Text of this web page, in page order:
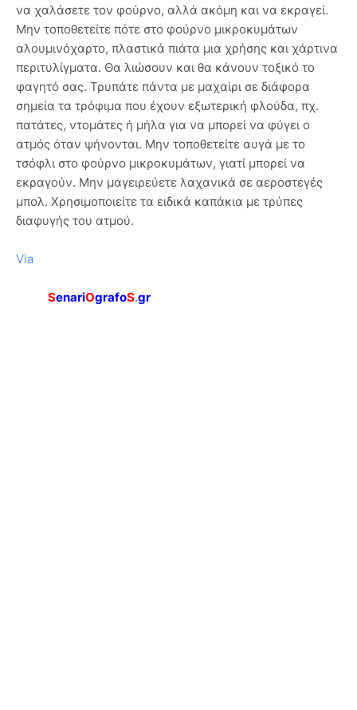
να χαλάσετε τον φούρνο, αλλά ακόμη και να εκραγεί.
Μην τοποθετείτε πότε στο φούρνο μικροκυμάτων
αλουμινόχαρτο, πλαστικά πιάτα μια χρήσης και χάρτινα
περιτυλίγματα. Θα λιώσουν και θα κάνουν τοξικό το
φαγητό σας. Τρυπάτε πάντα με μαχαίρι σε διάφορα
σημεία τα τρόφιμα που έχουν εξωτερική φλούδα, πχ.
πατάτες, ντομάτες ή μήλα για να μπορεί να φύγει ο
ατμός όταν ψήνονται. Μην τοποθετείτε αυγά με το
τσόφλι στο φούρνο μικροκυμάτων, γιατί μπορεί να
εκραγούν. Μην μαγειρεύετε λαχανικά σε αεροστεγές
μπολ. Χρησιμοποιείτε τα ειδικά καπάκια με τρύπες
διαφυγής του ατμού.
Via
SenariOgrafoS.gr